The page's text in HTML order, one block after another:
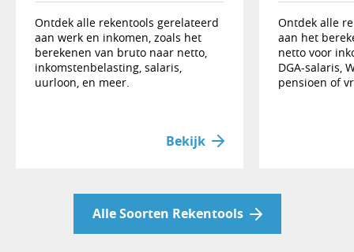
Ontdek alle rekentools gerelateerd
aan werk en inkomen, zoals het
berekenen van bruto naar netto,
inkomstenbelasting, salaris,
uurloon, en meer.
Bekijk
Ontdek alle
aan het
netto voor
DGA-salaris,
pensioen of
Alle Soorten Rekentools